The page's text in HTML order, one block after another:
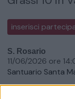
inserisci
S. Rosario
11/06/2026 ore
Santuario Santa